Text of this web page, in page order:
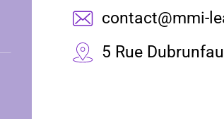
contact@mmi-
5 Rue